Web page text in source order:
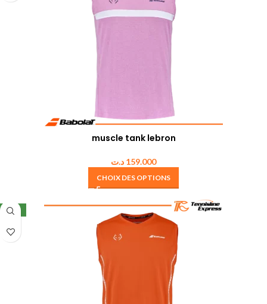
muscle tank lebron
159.000 د.ت
CHOIX DES OPTIONS
NEW